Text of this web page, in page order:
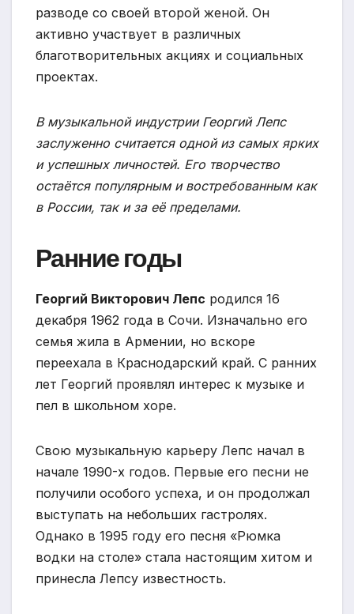
разводе со своей второй женой. Он
активно участвует в различных
благотворительных акциях и социальных
проектах.
В музыкальной индустрии Георгий Лепс
заслуженно считается одной из самых ярких
и успешных личностей. Его творчество
остаётся популярным и востребованным как
в России, так и за её пределами.
Ранние годы
Георгий Викторович Лепс родился 16
декабря 1962 года в Сочи. Изначально его
семья жила в Армении, но вскоре
переехала в Краснодарский край. С ранних
лет Георгий проявлял интерес к музыке и
пел в школьном хоре.
Свою музыкальную карьеру Лепс начал в
начале 1990-х годов. Первые его песни не
получили особого успеха, и он продолжал
выступать на небольших гастролях.
Однако в 1995 году его песня «Рюмка
водки на столе» стала настоящим хитом и
принесла Лепсу известность.